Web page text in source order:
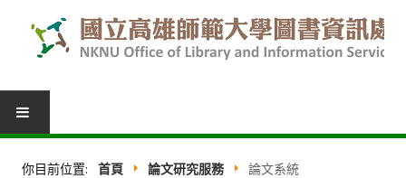
你目前位置: 首頁 論文研究服務 論文系統